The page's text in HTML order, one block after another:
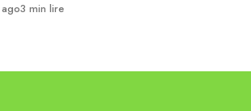
3 min lire